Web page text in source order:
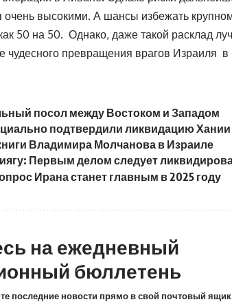
очень высокими. А шансы избежать
50 на 50. Однако, даже такой расклад
чудесного превращения врагов Израиля в
посол между Востоком и Западом
подтвердили ликвидацию Хании
Владимира Молчанова в Израиле
Первым делом следует
Ирана станет главным в 2025 году
на ежедневный
бюллетень
последние новости прямо в свой почтовый